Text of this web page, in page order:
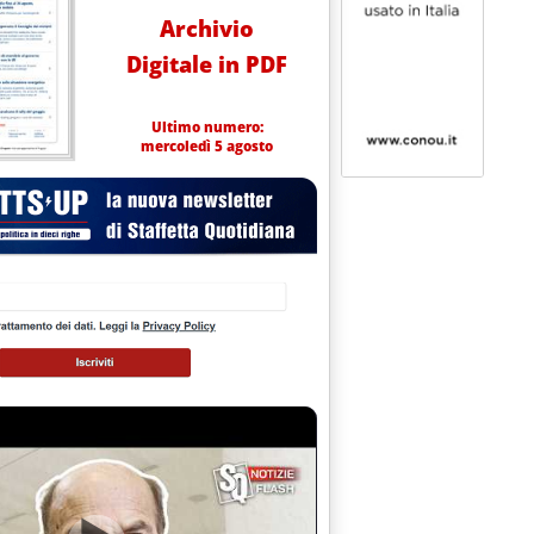
Archivio
Digitale in PDF
Ultimo numero:
mercoledì 5 agosto